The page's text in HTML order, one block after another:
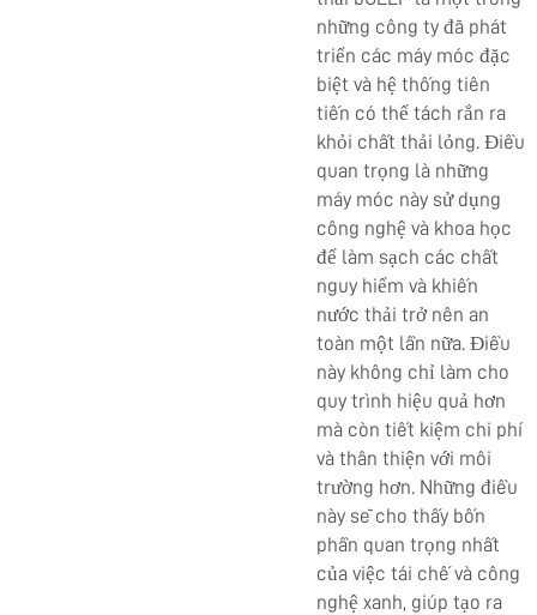
những công ty đã phát
triển các máy móc đặc
biệt và hệ thống tiên
tiến có thể tách rắn ra
khỏi chất thải lỏng. Điều
quan trọng là những
máy móc này sử dụng
công nghệ và khoa học
để làm sạch các chất
nguy hiểm và khiến
nước thải trở nên an
toàn một lần nữa. Điều
này không chỉ làm cho
quy trình hiệu quả hơn
mà còn tiết kiệm chi phí
và thân thiện với môi
trường hơn. Những điều
này sẽ cho thấy bốn
phần quan trọng nhất
của việc tái chế và công
nghệ xanh, giúp tạo ra